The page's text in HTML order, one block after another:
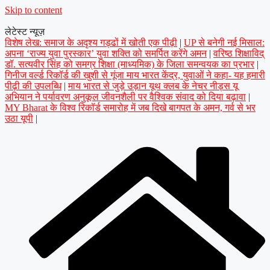
Skip to content
लेटेस्ट न्यूज़
विशेष लेख: समाज के अदृश्य गड्ढों में खोती एक पीढ़ी | UP से बनेगी नई मिसाल:
अपना ‘राज्य युवा पुरस्कार’ युवा शक्ति को समर्पित करेंगे अमन | वरिष्ठ शिक्षाविद्
डॉ. सत्यवीर सिंह को समग्र शिक्षा (माध्यमिक) के जिला समन्वयक का प्रभार |
गिनीज वर्ल्ड रिकॉर्ड की खुशी से गूंजा माय भारत केंद्र, युवाओं ने कहा- यह हमारी
पीढ़ी की उपलब्धि | माय भारत से जुड़े उड़ान यूथ क्लब के नेचर नीड्स यू
अभियान ने पर्यावरण अनुकूल जीवनशैली पर वैश्विक संवाद को दिया बढ़ावा |
MY Bharat के विश्व रिकॉर्ड समारोह में जब दिखे बागपत के अमन, गर्व से भर
उठा यूपी |